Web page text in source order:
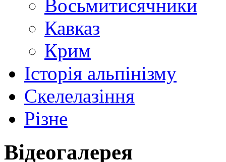
Восьмитисячники
Кавказ
Крим
Історія альпінізму
Скелелазіння
Різне
Відеогалерея